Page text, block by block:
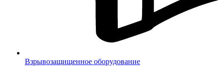
Взрывозащищенное оборудование